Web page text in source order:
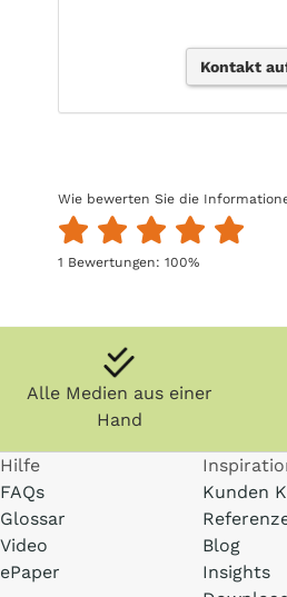
Kontakt
Wie bewerten Sie die
1 Bewertungen: 100%
Alle Medien aus einer
Hand
Hilfe
FAQs
Glossar
Video
ePaper
Kunden
Blog
Insights